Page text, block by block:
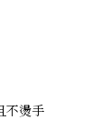
不燙手